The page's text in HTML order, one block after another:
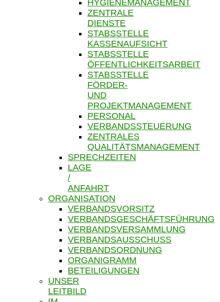
HYGIENEMANAGEMENT
ZENTRALE
DIENSTE
STABSSTELLE
KASSENAUFSICHT
STABSSTELLE
ÖFFENTLICHKEITSARBEIT
STABSSTELLE
FÖRDER-
UND
PROJEKTMANAGEMENT
PERSONAL
VERBANDSSTEUERUNG
ZENTRALES
QUALITÄTSMANAGEMENT
SPRECHZEITEN
LAGE
/
ANFAHRT
ORGANISATION
VERBANDSVORSITZ
VERBANDSGESCHÄFTSFÜHRUNG
VERBANDSVERSAMMLUNG
VERBANDSAUSSCHUSS
VERBANDSORDNUNG
ORGANIGRAMM
BETEILIGUNGEN
UNSER
LEITBILD